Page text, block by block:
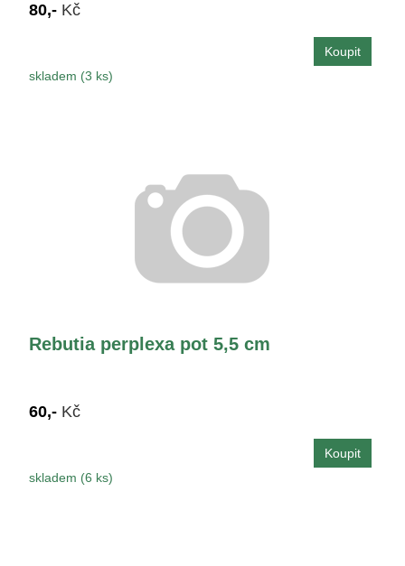
80,- Kč
skladem (3 ks)
Rebutia perplexa pot 5,5 cm
60,- Kč
skladem (6 ks)